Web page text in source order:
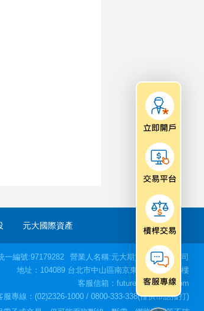
元大國際資產
營業人名稱:元大期貨股份有限公司
一編號:97179282
地址：104089 台北市中山區南京東路二段77號3樓
客服信箱：futures@yuanta.com
服專線：(02)2326-1000 / 0800-333-338(僅供市話撥打)